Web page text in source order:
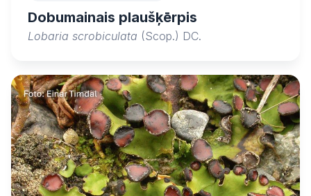
Dobumainais plaušķērpis
Lobaria scrobiculata (Scop.) DC.